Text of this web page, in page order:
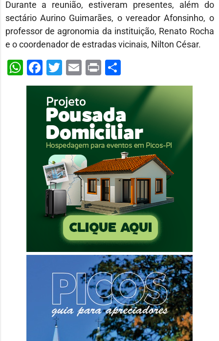
Durante a reunião, estiveram presentes, além do
sectário Aurino Guimarães, o vereador Afonsinho, o
professor de agronomia da instituição, Renato Rocha
e o coordenador de estradas vicinais, Nilton César.
WhatsApp
Facebook
Twitter
Email
PrintShare